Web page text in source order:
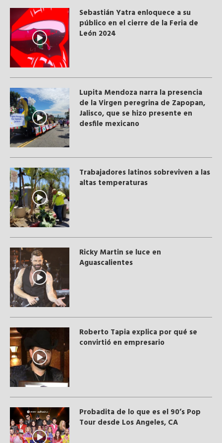
Sebastián Yatra enloquece a su
público en el cierre de la Feria de
León 2024
Lupita Mendoza narra la presencia
de la Virgen peregrina de Zapopan,
Jalisco, que se hizo presente en
desfile mexicano
Trabajadores latinos sobreviven a las
altas temperaturas
Ricky Martin se luce en
Aguascalientes
Roberto Tapia explica por qué se
convirtió en empresario
Probadita de lo que es el 90’s Pop
Tour desde Los Angeles, CA